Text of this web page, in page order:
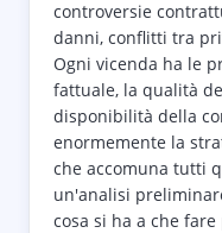
controversie
danni, conflitti tra
Ogni vicenda ha le
fattuale, la qualità
disponibilità della
enormemente la
che accomuna tutti
un'analisi
cosa si ha a che